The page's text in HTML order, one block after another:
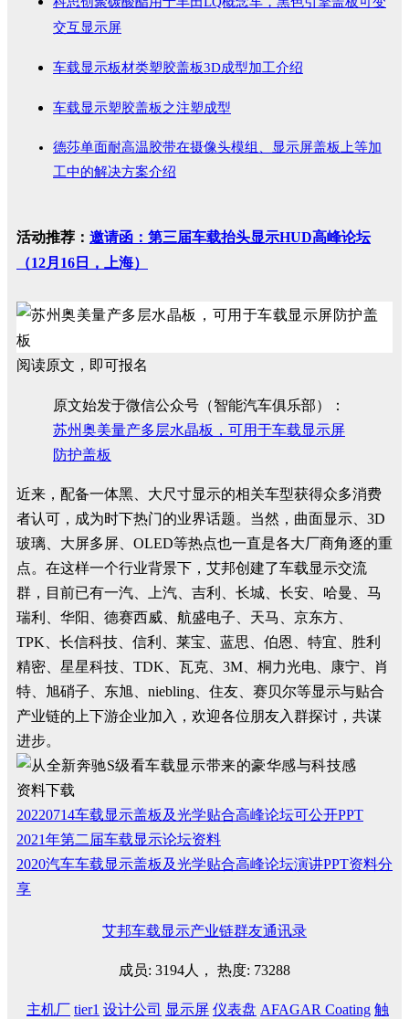
交互显示屏
车载显示板材类塑胶盖板3D成型加工介绍
车载显示塑胶盖板之注塑成型
德莎单面耐高温胶带在摄像头模组、显示屏盖板上等加
工中的解决方案介绍
活动推荐： 邀请函：第三届车载抬头显示HUD高峰论坛
（12月16日，上海）
阅读原文，即可报名
原文始发于微信公众号（智能汽车俱乐部）：
苏州奥美量产多层水晶板，可用于车载显示屏
防护盖板
近来，配备一体黑、大尺寸显示的相关车型获得众多消费
者认可，成为时下热门的业界话题。当然，曲面显示、3D
玻璃、大屏多屏、OLED等热点也一直是各大厂商角逐的重
点。在这样一个行业背景下，艾邦创建了车载显示交流
群，目前已有一汽、上汽、吉利、长城、长安、哈曼、马
瑞利、华阳、德赛西威、航盛电子、天马、京东方、
TPK、长信科技、信利、莱宝、蓝思、伯恩、特宜、胜利
精密、星星科技、TDK、瓦克、3M、桐力光电、康宁、肖
特、旭硝子、东旭、niebling、住友、赛贝尔等显示与贴合
产业链的上下游企业加入，欢迎各位朋友入群探讨，共谋
进步。
资料下载
20220714车载显示盖板及光学贴合高峰论坛可公开PPT
2021年第二届车载显示论坛资料
2020汽车车载显示盖板及光学贴合高峰论坛演讲PPT资料分
享
艾邦车载显示产业链群友通讯录
成员: 3194人， 热度: 73288
主机厂 tier1 设计公司 显示屏 仪表盘 AFAGAR Coating 触